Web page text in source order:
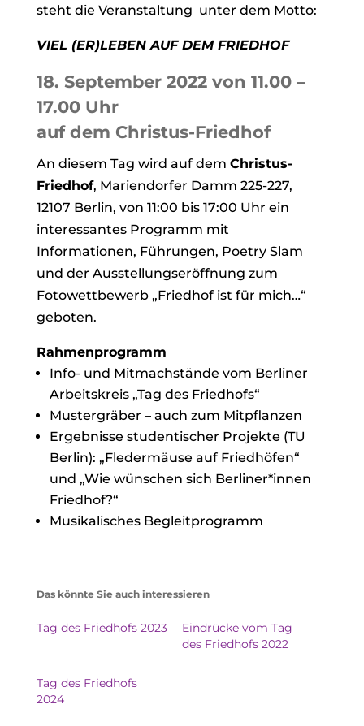
steht die Veranstaltung unter dem Motto:
VIEL (ER)LEBEN AUF DEM FRIEDHOF
18. September 2022 von 11.00 –
17.00 Uhr
auf dem Christus-Friedhof
An diesem Tag wird auf dem Christus-
Friedhof, Mariendorfer Damm 225-227,
12107 Berlin, von 11:00 bis 17:00 Uhr ein
interessantes Programm mit
Informationen, Führungen, Poetry Slam
und der Ausstellungseröffnung zum
Fotowettbewerb „Friedhof ist für mich…“
geboten.
Rahmenprogramm
Info- und Mitmachstände vom Berliner
Arbeitskreis „Tag des Friedhofs“
Mustergräber – auch zum Mitpflanzen
Ergebnisse studentischer Projekte (TU
Berlin): „Fledermäuse auf Friedhöfen“
und „Wie wünschen sich Berliner*innen
Friedhof?“
Musikalisches Begleitprogramm
Das könnte Sie auch interessieren
Tag des Friedhofs 2023
Eindrücke vom Tag
des Friedhofs 2022
Tag des Friedhofs
2024